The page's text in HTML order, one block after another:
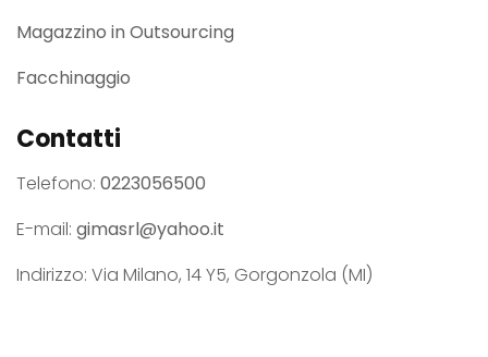
Magazzino in Outsourcing
Facchinaggio
Contatti
Telefono: 0223056500
E-mail: gimasrl@yahoo.it
Indirizzo: Via Milano, 14 Y5, Gorgonzola (MI)